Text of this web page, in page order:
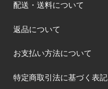
配送・送料について
返品について
お支払い方法について
特定商取引法に基づく表記